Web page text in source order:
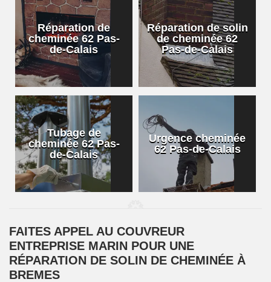
Réparation de
cheminée 62 Pas-
de-Calais
Réparation de solin
de cheminée 62
Pas-de-Calais
Tubage de
cheminée 62 Pas-
de-Calais
Urgence cheminée
62 Pas-de-Calais
FAITES APPEL AU COUVREUR
ENTREPRISE MARIN POUR UNE
RÉPARATION DE SOLIN DE CHEMINÉE À
BREMES